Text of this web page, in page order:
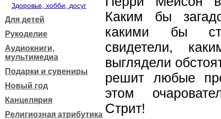
Здоровье, хобби, досуг
Для детей
Рукоделие
Аудиокниги,
мультимедиа
Подарки и сувениры
Новый год
Канцелярия
Религиозная атрибутика
Каким бы
какими бы
свидетели,
выглядели
решит любые
этом
Стрит!